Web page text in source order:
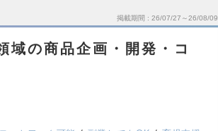
掲載期間 26/07/27～26/08/09
域の商品企画・開発・コ